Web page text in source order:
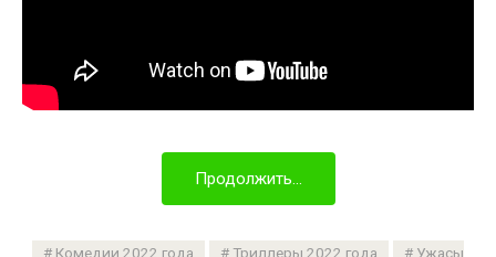
Продолжить...
Комедии 2022 года Триллеры 2022 года
Ужасы